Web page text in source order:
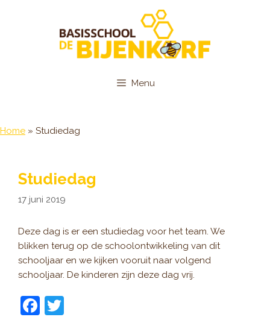
Menu
Home » Studiedag
Studiedag
17 juni 2019
Deze dag is er een studiedag voor het team. We
blikken terug op de schoolontwikkeling van dit
schooljaar en we kijken vooruit naar volgend
schooljaar. De kinderen zijn deze dag vrij.
F